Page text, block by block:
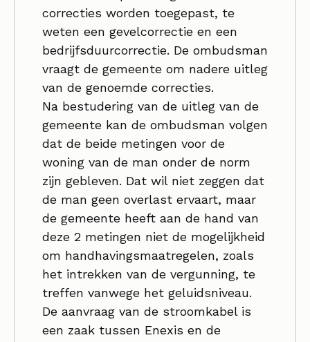
correcties worden toegepast, te
weten een gevelcorrectie en een
bedrijfsduurcorrectie. De ombudsman
vraagt de gemeente om nadere uitleg
van de genoemde correcties.
Na bestudering van de uitleg van de
gemeente kan de ombudsman volgen
dat de beide metingen voor de
woning van de man onder de norm
zijn gebleven. Dat wil niet zeggen dat
de man geen overlast ervaart, maar
de gemeente heeft aan de hand van
deze 2 metingen niet de mogelijkheid
om handhavingsmaatregelen, zoals
het intrekken van de vergunning, te
treffen vanwege het geluidsniveau.
De aanvraag van de stroomkabel is
een zaak tussen Enexis en de